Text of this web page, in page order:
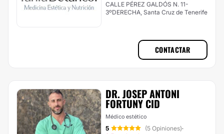
CALLE PÉREZ GALDÓS N. 11-
3ºDERECHA, Santa Cruz de Tenerife
CONTACTAR
DR. JOSEP ANTONI
FORTUNY CID
Médico estético
5 (5 Opiniones)·